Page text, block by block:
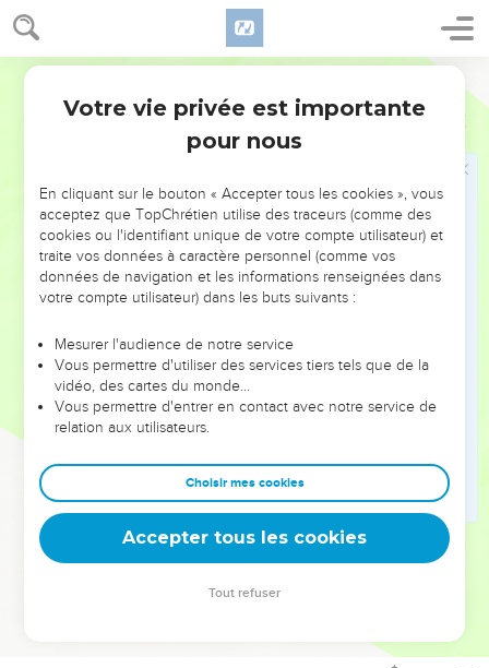
Jérémie 18
de dénigrement et n’accordons aucune attention à ce qu’il
dit. »
Accorde-moi ton attention, Seigneur, écoute les propos de
ceux qui m’accusent.
Doit-on rendre le mal pour le bien ? Or ils me préparent un
piège. Mais moi, ne l’oublie pas, je me suis tenu devant toi
C’est pourquoi livre leurs fils à la famine, fais-les passer
eux-mêmes au fil de l’épée. Que leurs femmes soient
privées de leurs enfants, et qu’elles deviennent veuves !
Que les hommes meurent de la peste, que les jeunes gens
Qu’on entende chez eux des cris de douleur, quand tout à
coup tu enverras des bandes armées contre eux ! Car ils se
préparent à me prendre, ils dissimulent un piège sous mes
pas.
Toi, Seigneur, tu n’ignores rien de tous les projets qu’ils
forment pour me faire mourir. Ne pardonne pas leur crime,
n’efface pas leur faute. Qu’ils s’effondrent devant toi, qu’ils
aient affaire à ta colère !
© Société biblique française – Bibli’O, 1997, avec autorisation. Pour vous procurer
Votre vie privée est importante
pour nous
En cliquant sur le bouton « Accepter tous les cookies », vous
acceptez que TopChrétien utilise des traceurs (comme des
cookies ou l'identifiant unique de votre compte utilisateur) et
traite vos données à caractère personnel (comme vos
données de navigation et les informations renseignées dans
votre compte utilisateur) dans les buts suivants :
Mesurer l'audience de notre service
Vous permettre d'utiliser des services tiers tels que de la
vidéo, des cartes du monde…
Vous permettre d'entrer en contact avec notre service de
relation aux utilisateurs.
Choisir mes cookies
Accepter tous les cookies
Tout refuser